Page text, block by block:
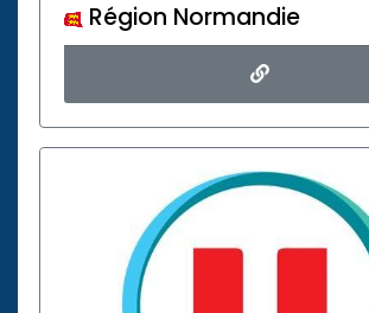
Région Normandie